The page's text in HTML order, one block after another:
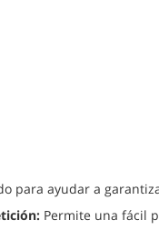
para ayudar a
Permite una fácil